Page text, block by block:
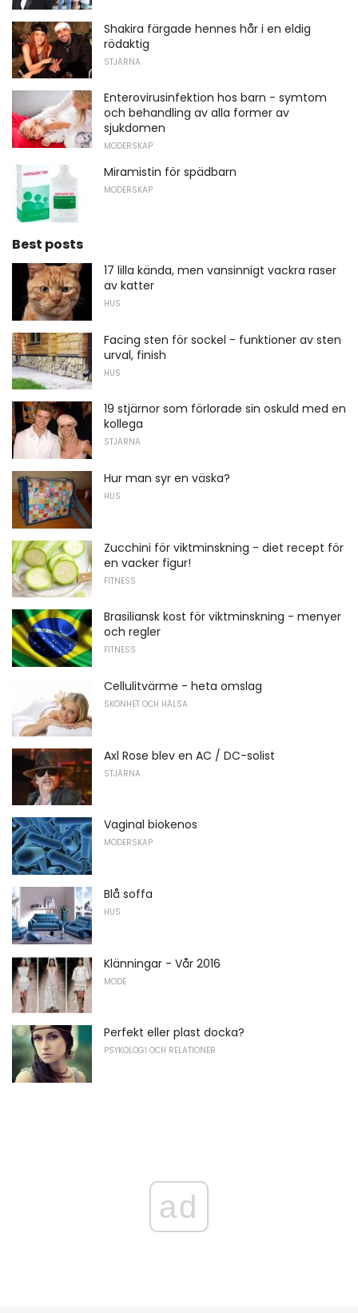
Shakira färgade hennes hår i en eldig
rödaktig
STJÄRNA
Enterovirusinfektion hos barn - symtom
och behandling av alla former av
sjukdomen
MODERSKAP
Miramistin för spädbarn
MODERSKAP
Best posts
17 lilla kända, men vansinnigt vackra raser
av katter
HUS
Facing sten för sockel - funktioner av sten
urval, finish
HUS
19 stjärnor som förlorade sin oskuld med en
kollega
STJÄRNA
Hur man syr en väska?
HUS
Zucchini för viktminskning - diet recept för
en vacker figur!
FITNESS
Brasiliansk kost för viktminskning - menyer
och regler
FITNESS
Cellulitvärme - heta omslag
SKÖNHET OCH HÄLSA
Axl Rose blev en AC / DC-solist
STJÄRNA
Vaginal biokenos
MODERSKAP
Blå soffa
HUS
Klänningar - Vår 2016
MODE
Perfekt eller plast docka?
PSYKOLOGI OCH RELATIONER
ad